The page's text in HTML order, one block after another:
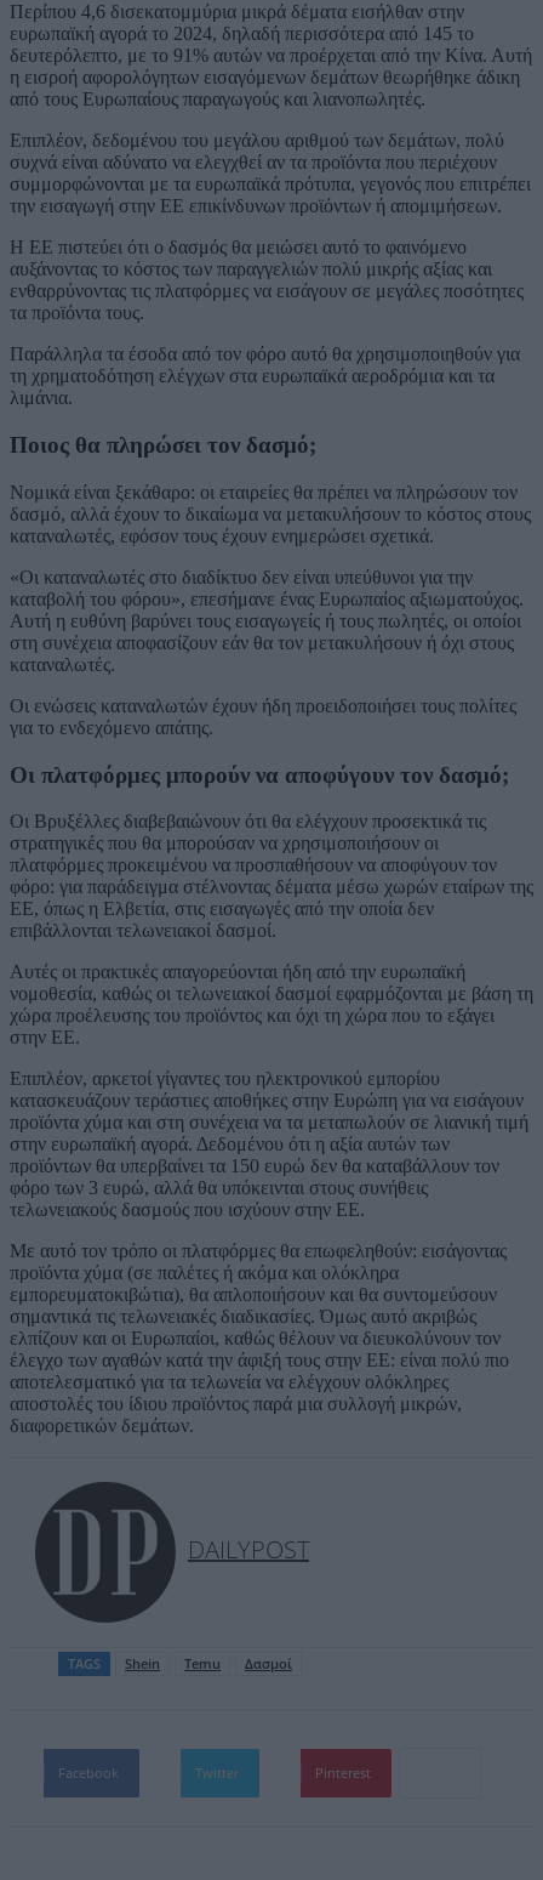
Περίπου 4,6 δισεκατομμύρια μικρά δέματα εισήλθαν στην
ευρωπαϊκή αγορά το 2024, δηλαδή περισσότερα από 145 το
δευτερόλεπτο, με το 91% αυτών να προέρχεται από την Κίνα. Αυτή
η εισροή αφορολόγητων εισαγόμενων δεμάτων θεωρήθηκε άδικη
από τους Ευρωπαίους παραγωγούς και λιανοπωλητές.
Επιπλέον, δεδομένου του μεγάλου αριθμού των δεμάτων, πολύ
συχνά είναι αδύνατο να ελεγχθεί αν τα προϊόντα που περιέχουν
συμμορφώνονται με τα ευρωπαϊκά πρότυπα, γεγονός που επιτρέπει
την εισαγωγή στην ΕΕ επικίνδυνων προϊόντων ή απομιμήσεων.
Η ΕΕ πιστεύει ότι ο δασμός θα μειώσει αυτό το φαινόμενο
αυξάνοντας το κόστος των παραγγελιών πολύ μικρής αξίας και
ενθαρρύνοντας τις πλατφόρμες να εισάγουν σε μεγάλες ποσότητες
τα προϊόντα τους.
Παράλληλα τα έσοδα από τον φόρο αυτό θα χρησιμοποιηθούν για
τη χρηματοδότηση ελέγχων στα ευρωπαϊκά αεροδρόμια και τα
λιμάνια.
Ποιος θα πληρώσει τον δασμό;
Νομικά είναι ξεκάθαρο: οι εταιρείες θα πρέπει να πληρώσουν τον
δασμό, αλλά έχουν το δικαίωμα να μετακυλήσουν το κόστος στους
καταναλωτές, εφόσον τους έχουν ενημερώσει σχετικά.
«Οι καταναλωτές στο διαδίκτυο δεν είναι υπεύθυνοι για την
καταβολή του φόρου», επεσήμανε ένας Ευρωπαίος αξιωματούχος.
Αυτή η ευθύνη βαρύνει τους εισαγωγείς ή τους πωλητές, οι οποίοι
στη συνέχεια αποφασίζουν εάν θα τον μετακυλήσουν ή όχι στους
καταναλωτές.
Οι ενώσεις καταναλωτών έχουν ήδη προειδοποιήσει τους πολίτες
για το ενδεχόμενο απάτης.
Οι πλατφόρμες μπορούν να αποφύγουν τον δασμό;
Οι Βρυξέλλες διαβεβαιώνουν ότι θα ελέγχουν προσεκτικά τις
στρατηγικές που θα μπορούσαν να χρησιμοποιήσουν οι
πλατφόρμες προκειμένου να προσπαθήσουν να αποφύγουν τον
φόρο: για παράδειγμα στέλνοντας δέματα μέσω χωρών εταίρων της
ΕΕ, όπως η Ελβετία, στις εισαγωγές από την οποία δεν
επιβάλλονται τελωνειακοί δασμοί.
Αυτές οι πρακτικές απαγορεύονται ήδη από την ευρωπαϊκή
νομοθεσία, καθώς οι τελωνειακοί δασμοί εφαρμόζονται με βάση τη
χώρα προέλευσης του προϊόντος και όχι τη χώρα που το εξάγει
στην ΕΕ.
Επιπλέον, αρκετοί γίγαντες του ηλεκτρονικού εμπορίου
κατασκευάζουν τεράστιες αποθήκες στην Ευρώπη για να εισάγουν
προϊόντα χύμα και στη συνέχεια να τα μεταπωλούν σε λιανική τιμή
στην ευρωπαϊκή αγορά. Δεδομένου ότι η αξία αυτών των
προϊόντων θα υπερβαίνει τα 150 ευρώ δεν θα καταβάλλουν τον
φόρο των 3 ευρώ, αλλά θα υπόκεινται στους συνήθεις
τελωνειακούς δασμούς που ισχύουν στην ΕΕ.
Με αυτό τον τρόπο οι πλατφόρμες θα επωφεληθούν: εισάγοντας
προϊόντα χύμα (σε παλέτες ή ακόμα και ολόκληρα
εμπορευματοκιβώτια), θα απλοποιήσουν και θα συντομεύσουν
σημαντικά τις τελωνειακές διαδικασίες. Όμως αυτό ακριβώς
ελπίζουν και οι Ευρωπαίοι, καθώς θέλουν να διευκολύνουν τον
έλεγχο των αγαθών κατά την άφιξή τους στην ΕΕ: είναι πολύ πιο
αποτελεσματικό για τα τελωνεία να ελέγχουν ολόκληρες
αποστολές του ίδιου προϊόντος παρά μια συλλογή μικρών,
διαφορετικών δεμάτων.
DAILYPOST
TAGS Shein Temu Δασμοί
Facebook Twitter Pinterest